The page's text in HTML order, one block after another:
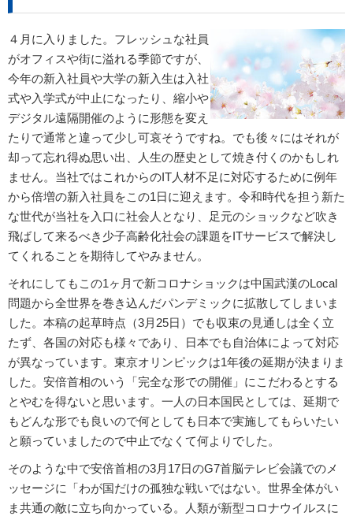
４月に入りました。フレッシュな社員
がオフィスや街に溢れる季節ですが、
今年の新入社員や大学の新入生は入社
式や入学式が中止になったり、縮小や
デジタル遠隔開催のように形態を変え
たりで通常と違って少し可哀そうですね。でも後々にはそれが
却って忘れ得ぬ思い出、人生の歴史として焼き付くのかもしれ
ません。当社ではこれからのIT人材不足に対応するために例年
から倍増の新入社員をこの1日に迎えます。令和時代を担う新た
な世代が当社を入口に社会人となり、足元のショックなど吹き
飛ばして来るべき少子高齢化社会の課題をITサービスで解決し
てくれることを期待してやみません。
それにしてもこの1ヶ月で新コロナショックは中国武漢のLocal
問題から全世界を巻き込んだパンデミックに拡散してしまいま
した。本稿の起草時点（3月25日）でも収束の見通しは全く立
たず、各国の対応も様々であり、日本でも自治体によって対応
が異なっています。東京オリンピックは1年後の延期が決まりま
した。安倍首相のいう「完全な形での開催」にこだわるとする
とやむを得ないと思います。一人の日本国民としては、延期で
もどんな形でも良いので何としても日本で実施してもらいたい
と願っていましたので中止でなくて何よりでした。
そのような中で安倍首相の3月17日のG7首脳テレビ会議でのメ
ッセージに「わが国だけの孤独な戦いではない。世界全体がい
ま共通の敵に立ち向かっている。人類が新型コロナウイルスに